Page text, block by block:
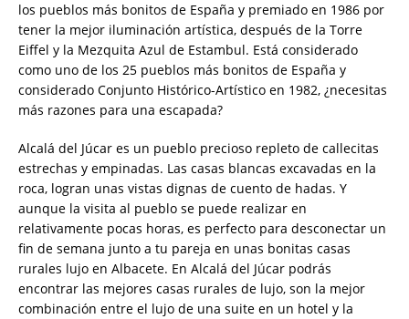
los pueblos más bonitos de España y premiado en 1986 por
tener la mejor iluminación artística, después de la Torre
Eiffel y la Mezquita Azul de Estambul. Está considerado
como uno de los 25 pueblos más bonitos de España y
considerado Conjunto Histórico-Artístico en 1982, ¿necesitas
más razones para una escapada?
Alcalá del Júcar es un pueblo precioso repleto de callecitas
estrechas y empinadas. Las casas blancas excavadas en la
roca, logran unas vistas dignas de cuento de hadas. Y
aunque la visita al pueblo se puede realizar en
relativamente pocas horas, es perfecto para desconectar un
fin de semana junto a tu pareja en unas bonitas casas
rurales lujo en Albacete. En Alcalá del Júcar podrás
encontrar las mejores casas rurales de lujo, son la mejor
combinación entre el lujo de una suite en un hotel y la